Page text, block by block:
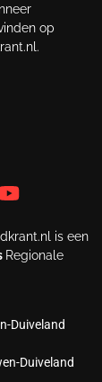
op
is een
Regionale
Duiveland
Duiveland